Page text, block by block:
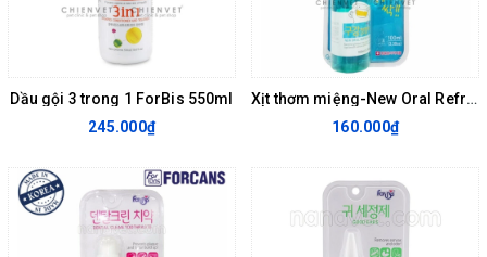
Dầu gội 3 trong 1 ForBis 550ml
245.000₫
Xịt thơm miệng-New Oral Refresher ForBis 100ml
160.000₫